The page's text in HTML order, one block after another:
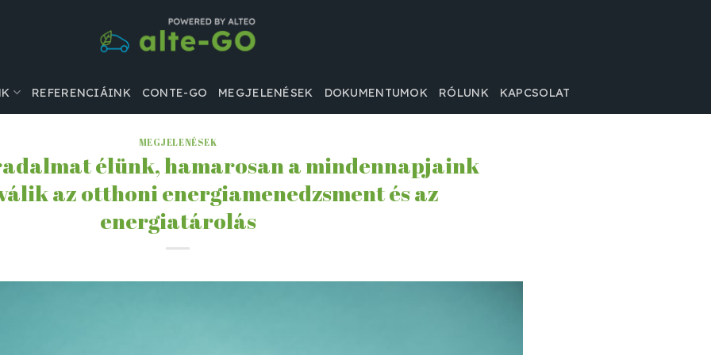
REFERENCIÁINK CONTE-GO MEGJELENÉSEK DOKUMENTUMOK RÓLUNK KAPCSOLAT
MEGJELENÉSEK
élünk, hamarosan a mindennapjaink
az otthoni energiamenedzsment és az
energiatárolás